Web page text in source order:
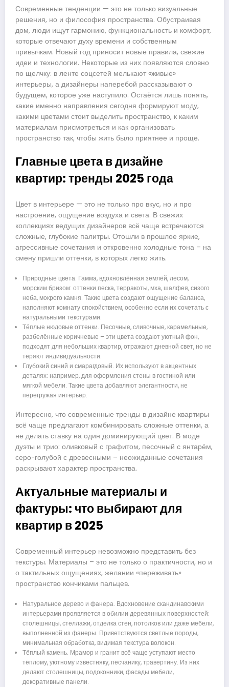
Современные тенденции — это не только визуальные
решения, но и философия пространства. Обустраивая
дом, люди ищут гармонию, функциональность и комфорт,
которые отвечают духу времени и собственным
привычкам. Новый год приносит новые правила, свежие
идеи и технологии. Некоторые из них появляются словно
по щелчку: в ленте соцсетей мелькают «живые»
интерьеры, а дизайнеры наперебой рассказывают о
будущем, которое уже наступило. Остаётся лишь понять,
какие именно направления сегодня формируют моду,
какими цветами стоит выделить пространство, к каким
материалам присмотреться и как организовать
пространство так, чтобы жить было приятнее и проще.
Главные цвета в дизайне
квартир: тренды 2025 года
Цвет в интерьере — это не только про вкус, но и про
настроение, ощущение воздуха и света. В свежих
коллекциях ведущих дизайнеров всё чаще встречаются
сложные, глубокие палитры. Отошли в прошлое яркие,
агрессивные сочетания и откровенно холодные тона – на
смену пришли оттенки, в которых легко жить.
Природные цвета. Гамма, вдохновлённая землёй, лесом,
морским бризом: оттенки песка, терракоты, мха, шалфея, сизого
неба, мокрого камня. Такие цвета создают ощущение баланса,
наполняют комнату спокойствием, особенно если их сочетать с
натуральными текстурами.
Тёплые нюдовые оттенки. Песочные, сливочные, карамельные,
разбелённые коричневые – эти цвета создают уютный фон,
подходят для небольших квартир, отражают дневной свет, но не
теряют индивидуальности.
Глубокий синий и смарагдовый. Их используют в акцентных
деталях: например, для оформления стены в гостиной или
мягкой мебели. Такие цвета добавляют элегантности, не
перегружая интерьер.
Интересно, что современные тренды в дизайне квартиры
всё чаще предлагают комбинировать сложные оттенки, а
не делать ставку на один доминирующий цвет. В моде
дуэты и трио: оливковый с графитом, песочный с янтарём,
серо-голубой с древесными – неожиданные сочетания
раскрывают характер пространства.
Актуальные материалы и
фактуры: что выбирают для
квартир в 2025
Современный интерьер невозможно представить без
текстуры. Материалы – это не только о практичности, но и
о тактильных ощущениях, желании «переживать»
пространство кончиками пальцев.
Натуральное дерево и фанера. Вдохновение скандинавскими
интерьерами проявляется в обилии деревянных поверхностей:
столешницы, стеллажи, отделка стен, потолков или даже мебели,
выполненной из фанеры. Приветствуются светлые породы,
минимальная обработка, видимая текстура волокон.
Тёплый камень. Мрамор и гранит всё чаще уступают место
тёплому, уютному известняку, песчанику, травертину. Из них
делают столешницы, подоконники, фасады мебели,
декоративные панели.